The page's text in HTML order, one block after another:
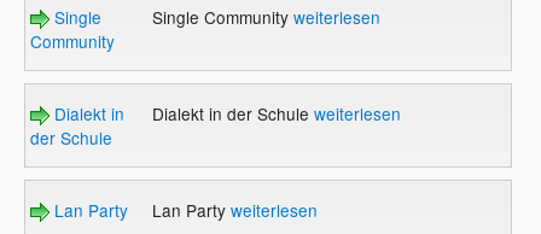
Single
Community
Single Community weiterlesen
Dialekt in
der Schule
Dialekt in der Schule weiterlesen
Lan Party Lan Party weiterlesen